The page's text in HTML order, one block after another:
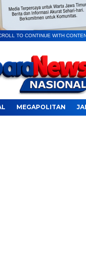
TO CONTINUE WITH
MEGAPOLITAN